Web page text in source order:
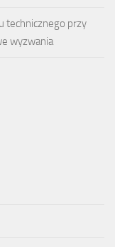
technicznego przy
wyzwania